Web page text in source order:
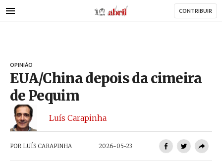
para
AbrilAbril CONTRIBUIR
OPINIÃO
EUA/China depois da cimeira
de Pequim
Luís Carapinha
POR LUÍS CARAPINHA 2026-05-23